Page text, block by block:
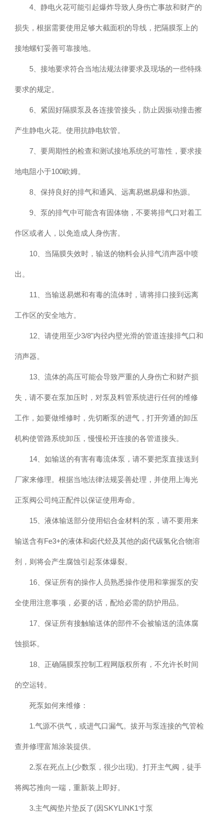
4、静电火花可能引起爆炸导致人身伤亡事故和财产的
损失，根据需要使用足够大截面积的导线，把隔膜泵上的
接地螺钉妥善可靠接地。
5、接地要求符合当地法规法律要求及现场的一些特殊
要求的规定。
6、紧固好隔膜泵及各连接管接头，防止因振动撞击擦
产生静电火花。使用抗静电软管。
7、要周期性的检查和测试接地系统的可靠性，要求接
地电阻小于100欧姆。
8、保持良好的排气和通风、远离易燃易爆和热源。
9、泵的排气中可能含有固体物，不要将排气口对着工
作区或者人，以免造成人身伤害。
10、当隔膜失效时，输送的物料会从排气消声器中喷
出。
11、当输送易燃和有毒的流体时，请将排口接到远离
工作区的安全地方。
12、请使用至少3/8"内径内壁光滑的管道连接排气口和
消声器。
13、流体的高压可能会导致严重的人身伤亡和财产损
失，请不要在泵加压时，对泵及料管系统进行任何的维修
工作，如要做维修时，先切断泵的进气，打开旁通的卸压
机构使管路系统卸压，慢慢松开连接的各管道接头。
14、如输送的有害有毒流体泵，请不要把泵直接送到
厂家来修理。根据当地法律法规妥善处理，并使用上海光
正泵阀公司纯正配件以保证使用寿命。
15、液体输送部分使用铝合金材料的泵，请不要用来
输送含有Fe3+的液体和卤代烃及其他的卤代碳氢化合物溶
剂，则将会产生腐蚀引起泵体爆裂。
16、保证所有的操作人员熟悉操作使用和掌握泵的安
全使用注意事项，必要的话，配给必需的防护用品。
17、保证所有接触输送体的部件不会被输送的流体腐
蚀损坏。
18、正确隔膜泵控制工程网版权所有，不允许长时间
的空运转。
死泵如何来维修：
1.气源不供气，或进气口漏气。拔开与泵连接的气管检
查并修理富旭涂装提供。
2.泵在死点上(少数泵，很少出现)。打开主气阀，徒手
将阀芯推向一端，重新装上即好。
3.主气阀垫片垫反了(因SKYLINK1寸泵